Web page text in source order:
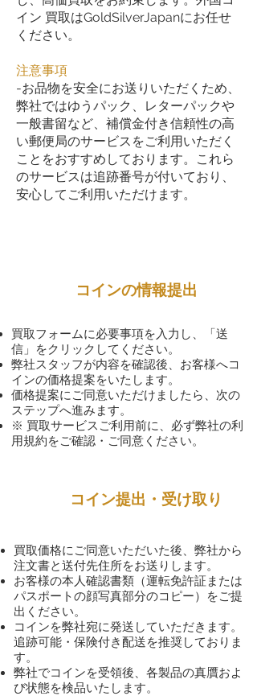
イン 買取はGoldSilverJapanにお任せ
ください。
注意事項
-お品物を安全にお送りいただくため、
弊社ではゆうパック、レターパックや
一般書留など、補償金付き信頼性の高
い郵便局のサービスをご利用いただく
ことをおすすめしております。これら
のサービスは追跡番号が付いており、
安心してご利用いただけます。
​コインの情報提出
買取フォームに必要事項を入力し、「送
信」をクリックしてください。
弊社スタッフが内容を確認後、お客様へコ
インの価格提案をいたします。
価格提案にご同意いただけましたら、次の
ステップへ進みます。
※ 買取サービスご利用前に、必ず弊社の利
用規約をご確認・ご同意ください。
コイン提出・受け取り
買取価格にご同意いただいた後、弊社から
注文書と送付先住所をお送りします。
お客様の本人確認書類（運転免許証または
パスポートの顔写真部分のコピー）をご提
出ください。
コインを弊社宛に発送していただきます。
追跡可能・保険付き配送を推奨しておりま
す。
弊社でコインを受領後、各製品の真贋およ
び状態を検品いたします。